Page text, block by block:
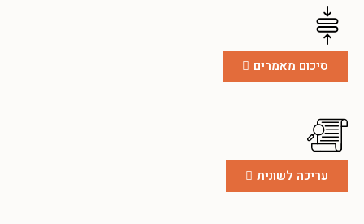
סיכום מאמרים
עריכה לשונית